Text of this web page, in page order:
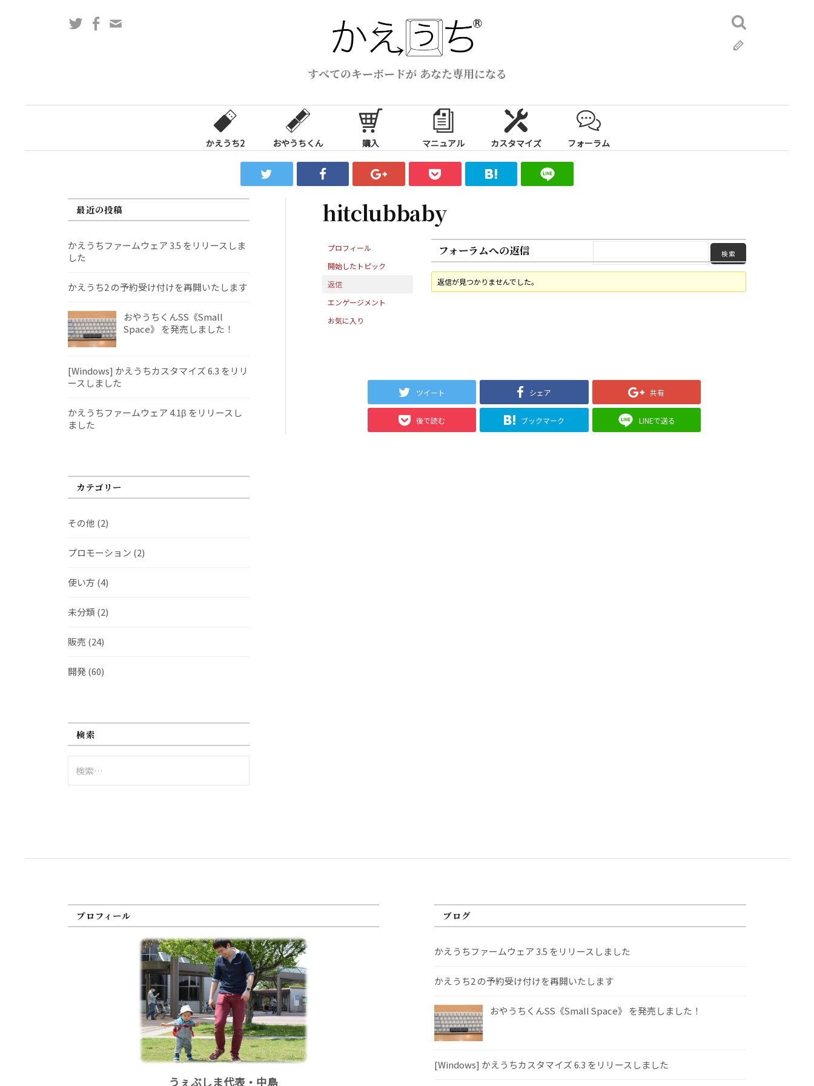
ス
すべてのキーボードが あなた専用になる
TwitterFacebook
検
索:
かえうち2 おやうちくん 購入 マニュアル カスタマイズ フォーラム
hitclubbaby
プロフィール
開始したトピック
返信
エンゲージメント
お気に入り
フォーラムへの返信
返信が見つかりませんでした。
ツイート シェア 共有
後で読む ブックマーク LINEで送る
最近の投稿
かえうちファームウェア 3.5 をリリースしま
した
かえうち2 の予約受け付けを再開いたします
おやうちくんSS《Small
Space》 を発売しました！
[Windows] かえうちカスタマイズ 6.3 をリリ
ースしました
かえうちファームウェア 4.1β をリリースし
ました
カテゴリー
その他 (2)
プロモーション (2)
使い方 (4)
未分類 (2)
販売 (24)
開発(60)
検索
索:
プロフィール
うぇぶしま代表・中島
ブログ
かえうちファームウェア 3.5 をリリースしました
かえうち2 の予約受け付けを再開いたします
おやうちくんSS《Small Space》 を発売しました！
[Windows] かえうちカスタマイズ 6.3 をリリースしました